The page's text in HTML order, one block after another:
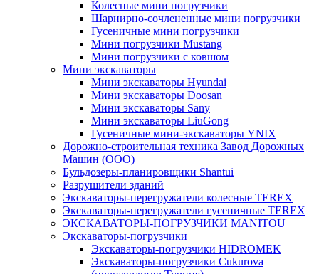
Колесные мини погрузчики
Шарнирно-сочлененные мини погрузчики
Гусеничные мини погрузчики
Мини погрузчики Mustang
Мини погрузчики с ковшом
Мини экскаваторы
Мини экскаваторы Hyundai
Мини экскаваторы Doosan
Мини экскаваторы Sany
Мини экскаваторы LiuGong
Гусеничные мини-экскаваторы YNIX
Дорожно-строительная техника Завод Дорожных
Машин (ООО)
Бульдозеры-планировщики Shantui
Разрушители зданий
Экскаваторы-перегружатели колесные TEREX
Экскаваторы-перегружатели гусеничные TEREX
ЭКСКАВАТОРЫ-ПОГРУЗЧИКИ MANITOU
Экскаваторы-погрузчики
Экскаваторы-погрузчики HIDROMEK
Экскаваторы-погрузчики Cukurova